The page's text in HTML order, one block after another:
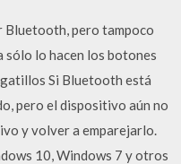
Bluetooth, pero tampoco
sólo lo hacen los botones
Si Bluetooth está
pero el dispositivo aún no
y volver a emparejarlo.
10, Windows 7 y otros